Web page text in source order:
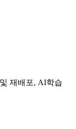
재배포, AI학습